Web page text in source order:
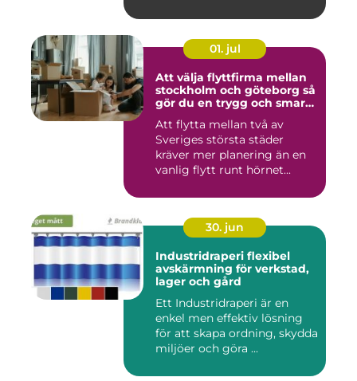
01. jul
Att välja flyttfirma mellan
stockholm och göteborg så
gör du en trygg och smart
Att flytta mellan två av
Sveriges största städer
kräver mer planering än en
vanlig flytt runt hörnet...
30. jun
Industridraperi flexibel
avskärmning för verkstad,
lager och gård
Ett Industridraperi är en
enkel men effektiv lösning
för att skapa ordning, skydda
miljöer och göra ...